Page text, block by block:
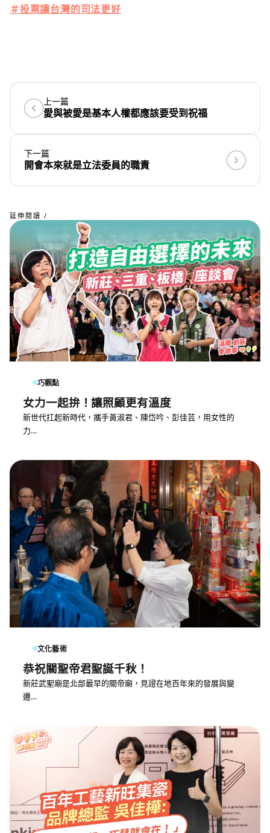
＃投票讓台灣的司法更好
上一篇
愛與被愛是基本人權都應該要受到祝福
下一篇
開會本來就是立法委員的職責
延伸閱讀 /
巧觀點
女力一起拚！讓照顧更有溫度
新世代扛起新時代，攜手黃淑君、陳岱吟、彭佳芸，用女性的
力…
文化藝術
恭祝關聖帝君聖誕千秋！
新莊武聖廟是北部最早的關帝廟，見證在地百年來的發展與變
遷…